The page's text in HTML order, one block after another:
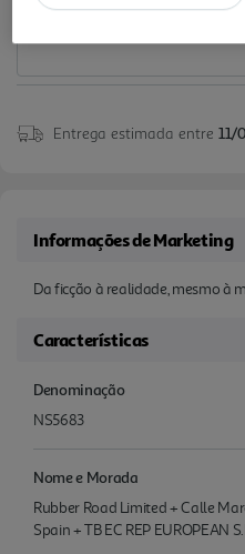
Entrega estimada entre 11/
Informações de Marketing
Da ficção à realidade, mesmo à
Características
Denominação
NS5683
Nome e Morada
Rubber Road Limited + Calle
Spain + TB EC REP EUROPEAN